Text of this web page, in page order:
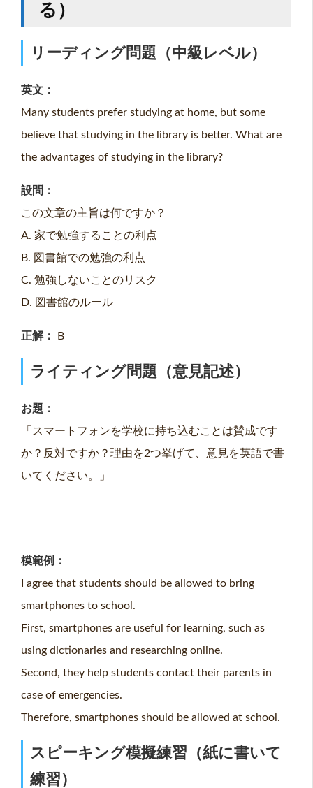
る）
リーディング問題（中級レベル）
英文：
Many students prefer studying at home, but some
believe that studying in the library is better. What are
the advantages of studying in the library?
設問：
この文章の主旨は何ですか？
A. 家で勉強することの利点
B. 図書館での勉強の利点
C. 勉強しないことのリスク
D. 図書館のルール
正解： B
ライティング問題（意見記述）
お題：
「スマートフォンを学校に持ち込むことは賛成です
か？反対ですか？理由を2つ挙げて、意見を英語で書
いてください。」
模範例：
I agree that students should be allowed to bring
smartphones to school.
First, smartphones are useful for learning, such as
using dictionaries and researching online.
Second, they help students contact their parents in
case of emergencies.
Therefore, smartphones should be allowed at school.
スピーキング模擬練習（紙に書いて
練習）